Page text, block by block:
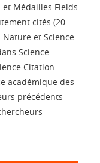
et Médailles Fields
cités (20
Nature et Science
Science
Citation
académique des
précédents